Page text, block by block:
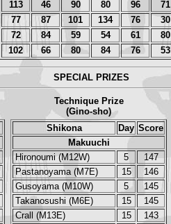
113 46 90 80 96 71
77 87 101 134 76 30
72 84 59 54 61 80
102 66 80 84 76 53
SPECIAL PRIZES
Technique Prize
(Gino-sho)
Shikona Day Score
Makuuchi
Hironoumi (M12W)
5
147
Pastanoyama (M7E)
15
146
Gusoyama (M10W)
5
145
Takanosushi (M6E)
15
145
Crall (M13E)
15
143